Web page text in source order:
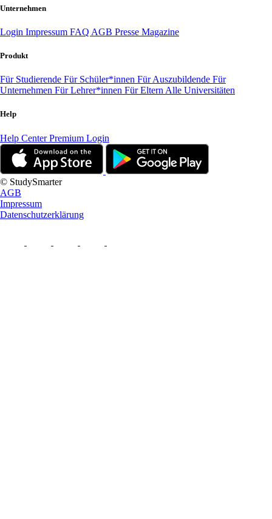
Unternehmen
Login Impressum FAQ AGB Presse Magazine
Produkt
Für Studierende Für Schüler*innen Für Auszubildende Für
Unternehmen Für Lehrer*innen Für Eltern Alle Universitäten
Help
Help CenterPremium Login
© StudySmarter
AGB
Impressum
Datenschutzerklärung